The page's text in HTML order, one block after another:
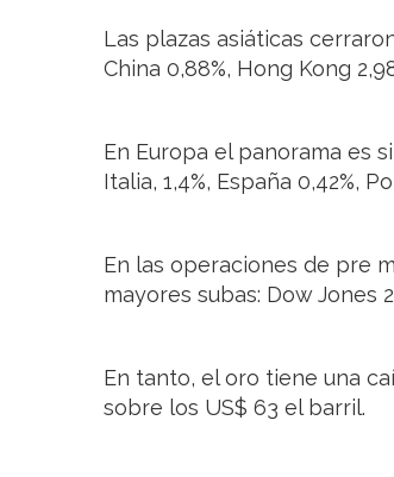
Las plazas asiáticas
China 0,88%, Hong Kong
En Europa el panorama es
Italia, 1,4%, España 0,42%,
En las operaciones de pre
mayores subas: Dow Jones
En tanto, el oro tiene una
sobre los US$ 63 el barril.